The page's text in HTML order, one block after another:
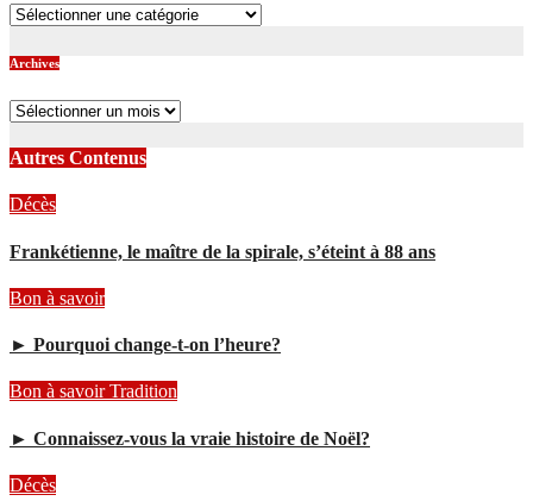
Catégories
Archives
Archives
Autres Contenus
Décès
Frankétienne, le maître de la spirale, s’éteint à 88 ans
Bon à savoir
► Pourquoi change-t-on l’heure?
Bon à savoirTradition
► Connaissez-vous la vraie histoire de Noël?
Décès